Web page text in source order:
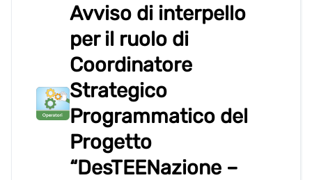
Avviso di interpello
per il ruolo di
Coordinatore
Strategico
Programmatico del
Progetto
“DesTEENazione –